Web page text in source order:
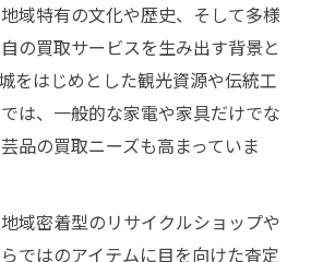
域特有の文化や歴史、そして多様
の買取サービスを生み出す背景と
をはじめとした観光資源や伝統工
は、一般的な家電や家具だけでな
品の買取ニーズも高まっていま
域密着型のリサイクルショップや
ではのアイテムに目を向けた査定